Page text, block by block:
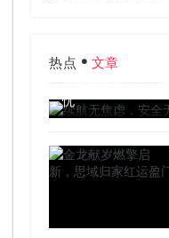
热点 文章
忧